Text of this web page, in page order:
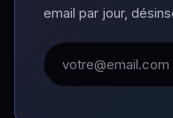
email par jour,
Adresse email